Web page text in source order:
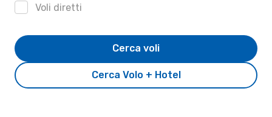
Voli diretti
Cerca Volo + Hotel
Cerca voli